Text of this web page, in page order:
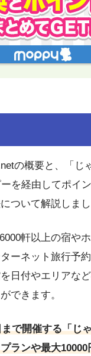
の概要と、「じ
を経由してポイ
ついて解説しまし
軒以上の宿や
ーネット旅行予
日付やエリアな
できます。
で開催する「じ
ランや最大